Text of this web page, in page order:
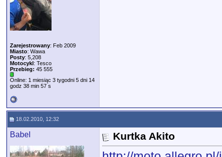
Zarejestrowany: Feb 2009
Miasto: Wawa
Posty: 5,208
Motocykl: Tesco
Przebieg: 45 555
Online: 1 miesiąc 3 tygodni 5 dni 14
godz 38 min 57 s
18.02.2010, 12:32
Babel Kurtka Akito